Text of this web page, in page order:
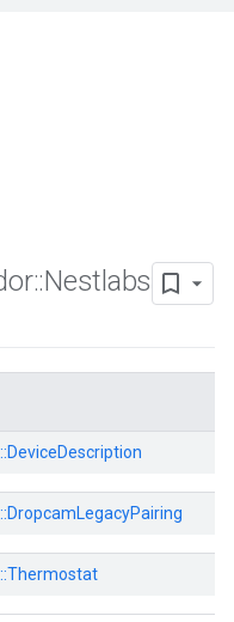
::Nestlabs
DeviceDescription
DropcamLegacyPairing
Thermostat